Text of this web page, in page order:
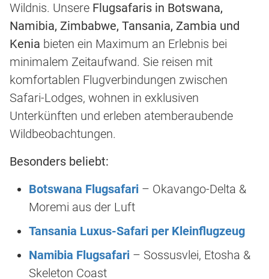
Wildnis. Unsere Flugsafaris in Botswana,
Namibia, Zimbabwe, Tansania, Zambia und
Kenia bieten ein Maximum an Erlebnis bei
minimalem Zeitaufwand. Sie reisen mit
komfortablen Flugverbindungen zwischen
Safari-Lodges, wohnen in exklusiven
Unterkünften und erleben atemberaubende
Wildbeobachtungen.
Besonders beliebt:
Botswana Flugsafari – Okavango-Delta &
Moremi aus der Luft
Tansania Luxus-Safari per Kleinflugzeug
Namibia Flugsafari – Sossusvlei, Etosha &
Skeleton Coast